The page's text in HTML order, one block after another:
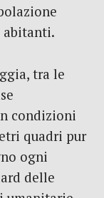
abitanti.
tra le
condizioni
quadri pur
ogni
delle